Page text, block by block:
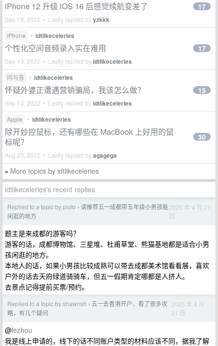
iPhone 12 升级 iOS 16 后感觉续航变差了
Sep 18, 2022 • Lastly replied byyzkkk
17
iPhone • idtlikeceleries
个性化空间音频录入实在难用
Sep 13, 2022 • Lastly replied byidtlikeceleries
17
问与答 • idtlikeceleries
怀疑外婆正遭遇营销骗局，我该怎么做？
Sep 13, 2022 • Lastly replied byidtlikeceleries
15
Apple • idtlikeceleries
除开妙控鼠标，还有哪些在 MacBook 上好用的鼠
标呢？
Aug 23, 2022 • Lastly replied byagagega
30
» More topics by idtlikeceleries
idtlikeceleries's recent replies
Replied to a topic by pluto › 请推荐五一成都带五年级小男孩能
闲逛的地方
2025 年 4 月 21
日
题主是来成都的游客吗？
游客的话，成都博物馆、三星堆、杜甫草堂、熊猫基地都是适合小男
孩闲逛的地方。
本地人的话，如果小男孩比较成熟可以带去成都美术馆看看展，喜欢
户外的话去天府绿道骑骑车，但五一假期肯定哪都是人挤人。
去景点记得提前买票/预约。
Replied to a topic by shawnsh › 五一去香港开户，看了很多攻
略，有几个疑问
2025 年 4 月
21 日
@lezhou
我是线上申请的，线下的话不同账户类型的材料应该不同，据我了解